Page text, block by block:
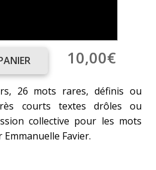
10,00€
26 mots rares, définis ou
courts textes drôles ou
collective pour les mots
Favier.